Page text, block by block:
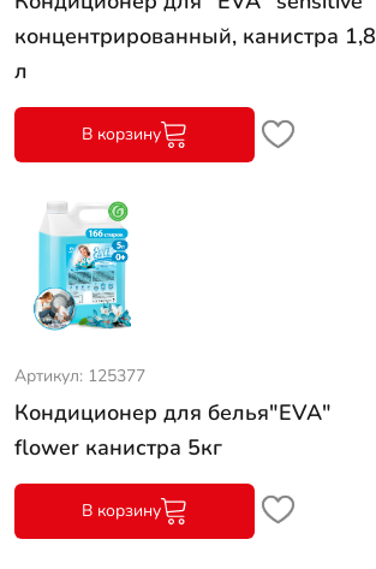
концентрированный, канистра 1,8
л
В корзину
Артикул: 125377
Кондиционер для белья"EVA"
flower канистра 5кг
В корзину